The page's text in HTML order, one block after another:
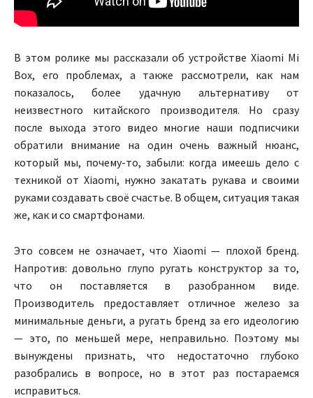
В этом ролике мы рассказали об устройстве Xiaomi Mi
Box, его проблемах, а также рассмотрели, как нам
показалось, более удачную альтернативу от
неизвестного китайского производителя. Но сразу
после выхода этого видео многие наши подписчики
обратили внимание на один очень важный нюанс,
который мы, почему-то, забыли: когда имеешь дело с
техникой от Xiaomi, нужно закатать рукава и своими
руками создавать своё счастье. В общем, ситуация такая
же, как и со смартфонами.
Это совсем не означает, что Xiaomi — плохой бренд.
Напротив: довольно глупо ругать конструктор за то,
что он поставляется в разобранном виде.
Производитель предоставляет отличное железо за
минимальные деньги, а ругать бренд за его идеологию
— это, по меньшей мере, неправильно. Поэтому мы
вынуждены признать, что недостаточно глубоко
разобрались в вопросе, но в этот раз постараемся
исправиться.